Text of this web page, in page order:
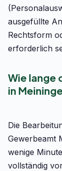
ausgefüllte
Rechtsform
erforderlich
Wie lange
in
Die
Gewerbeamt
wenige
vollständig